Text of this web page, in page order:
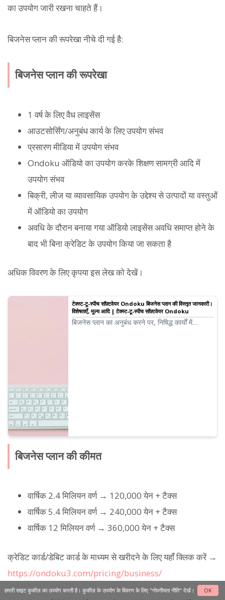
का उपयोग जारी रखना चाहते हैं।
बिजनेस प्लान की रूपरेखा नीचे दी गई है:
बिजनेस प्लान की रूपरेखा
1 वर्ष के लिए वैध लाइसेंस
आउटसोर्सिंग/अनुबंध कार्य के लिए उपयोग संभव
प्रसारण मीडिया में उपयोग संभव
Ondoku ऑडियो का उपयोग करके शिक्षण सामग्री आदि में
उपयोग संभव
बिक्री, लीज या व्यावसायिक उपयोग के उद्देश्य से उत्पादों या वस्तुओं
में ऑडियो का उपयोग
अवधि के दौरान बनाया गया ऑडियो लाइसेंस अवधि समाप्त होने के
बाद भी बिना क्रेडिट के उपयोग किया जा सकता है
अधिक विवरण के लिए कृपया इस लेख को देखें।
टेक्स्ट-टू-स्पीच सॉफ़्टवेयर Ondoku बिजनेस प्लान की विस्तृत जानकारी।
विशेषताएँ, मूल्य आदि | टेक्स्ट-टू-स्पीच सॉफ़्टवेयर Ondoku
बिजनेस प्लान का अनुबंध करने पर, निषिद्ध कार्यों में
बिजनेस प्लान की कीमत
वार्षिक 2.4 मिलियन वर्ण → 120,000 येन + टैक्स
वार्षिक 5.4 मिलियन वर्ण → 240,000 येन + टैक्स
वार्षिक 12 मिलियन वर्ण → 360,000 येन + टैक्स
क्रेडिट कार्ड/डेबिट कार्ड के माध्यम से खरीदने के लिए यहाँ क्लिक करें →
https://ondoku3.com/pricing/business/
हमारी साइट कुकीज़ का उपयोग करती है। कुकीज़ के उपयोग के विवरण के लिए "गोपनीयता नीति" देखें। OK